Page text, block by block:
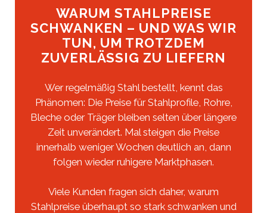
WARUM STAHLPREISE
SCHWANKEN – UND WAS WIR
TUN, UM TROTZDEM
ZUVERLÄSSIG ZU LIEFERN
Wer regelmäßig Stahl bestellt, kennt das
Phänomen: Die Preise für Stahlprofile, Rohre,
Bleche oder Träger bleiben selten über längere
Zeit unverändert. Mal steigen die Preise
innerhalb weniger Wochen deutlich an, dann
folgen wieder ruhigere Marktphasen.
Viele Kunden fragen sich daher, warum
Stahlpreise überhaupt so stark schwanken und